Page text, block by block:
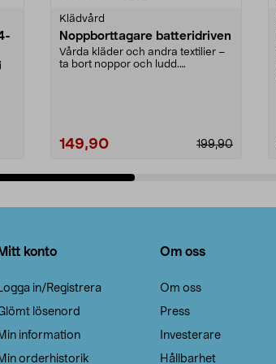
Klädvård
Noppborttagare batteridriven
Vårda kläder och andra textilier –
ta bort noppor och ludd.
199,90
149,90
Mitt konto
Logga in/Registrera
lösenord
information
orderhistorik
Om oss
Om oss
Press
Investerare
Hållbarhet